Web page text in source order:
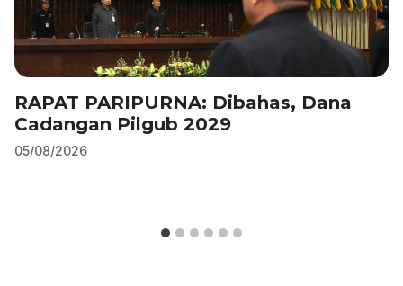
RAPAT PARIPURNA: Dibahas, Dana
Cadangan Pilgub 2029
05/08/2026